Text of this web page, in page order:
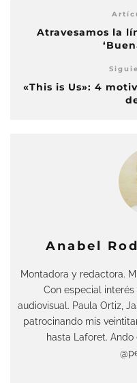
Atravesamos la
«This is Us»: 4
Anabel
Montadora y redactora.
Con especial
audiovisual. Paula Ortiz,
patrocinando mis
hasta Laforet. Ando